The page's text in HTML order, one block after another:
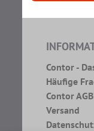
Contor -
Häufige
Contor AGB
Versand